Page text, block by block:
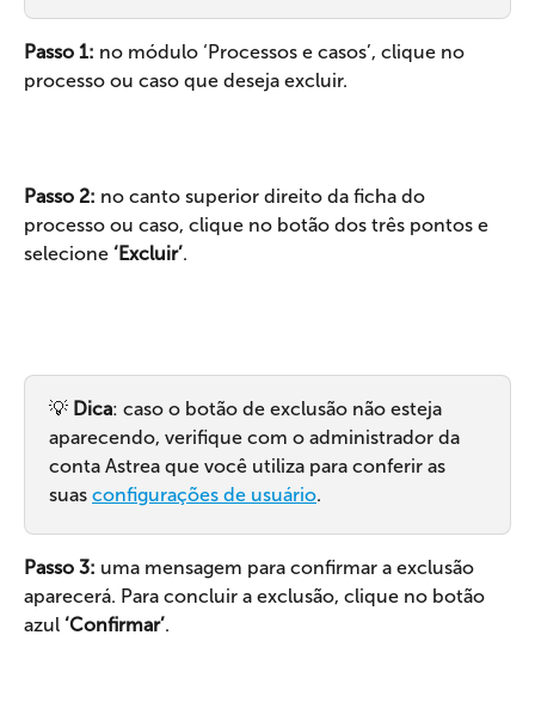
Passo 1: no módulo ‘Processos e casos’, clique no
processo ou caso que deseja excluir.
Passo 2: no canto superior direito da ficha do
processo ou caso, clique no botão dos três pontos e
selecione ‘Excluir’.
💡 Dica: caso o botão de exclusão não esteja
aparecendo, verifique com o administrador da
conta Astrea que você utiliza para conferir as
suas configurações de usuário.
Passo 3: uma mensagem para confirmar a exclusão
aparecerá. Para concluir a exclusão, clique no botão
azul ‘Confirmar’.